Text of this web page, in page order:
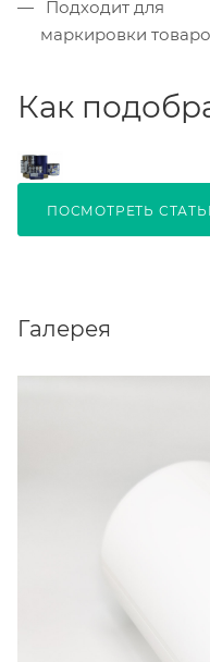
маркировки
Как
ПОСМОТРЕТЬ
Галерея